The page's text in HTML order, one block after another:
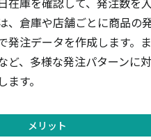
、倉庫や店舗ごとに商品の
発注データを作成します。
ど、多様な発注パターンに
す。
メリット